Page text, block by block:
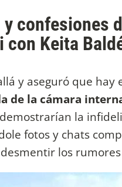
confesiones
con Keita
y aseguró que hay
de la cámara
la
fotos y chats
los